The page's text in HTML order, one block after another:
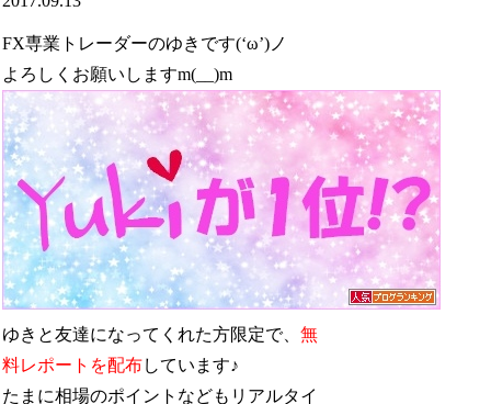
FX専業トレーダーのゆきです(‘ω’)ノ
よろしくお願いしますm(__)m
ゆきと友達になってくれた方限定で、無
料レポートを配布しています♪
たまに相場のポイントなどもリアルタイ